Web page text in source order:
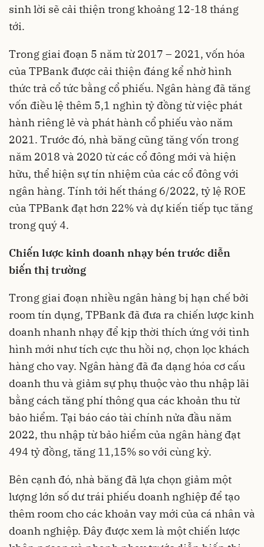
sinh lời sẽ cải thiện trong khoảng 12-18 tháng
tới.
Trong giai đoạn 5 năm từ 2017 – 2021, vốn hóa
của TPBank được cải thiện đáng kể nhờ hình
thức trả cổ tức bằng cổ phiếu. Ngân hàng đã tăng
vốn điều lệ thêm 5,1 nghìn tỷ đồng từ việc phát
hành riêng lẻ và phát hành cổ phiếu vào năm
2021. Trước đó, nhà băng cũng tăng vốn trong
năm 2018 và 2020 từ các cổ đông mới và hiện
hữu, thể hiện sự tín nhiệm của các cổ đông với
ngân hàng. Tính tới hết tháng 6/2022, tỷ lệ ROE
của TPBank đạt hơn 22% và dự kiến tiếp tục tăng
trong quý 4.
Chiến lược kinh doanh nhạy bén trước diễn
biến thị trường
Trong giai đoạn nhiều ngân hàng bị hạn chế bởi
room tín dụng, TPBank đã đưa ra chiến lược kinh
doanh nhanh nhạy để kịp thời thích ứng với tình
hình mới như tích cực thu hồi nợ, chọn lọc khách
hàng cho vay. Ngân hàng đã đa dạng hóa cơ cấu
doanh thu và giảm sự phụ thuộc vào thu nhập lãi
bằng cách tăng phí thông qua các khoản thu từ
bảo hiểm. Tại báo cáo tài chính nửa đầu năm
2022, thu nhập từ bảo hiểm của ngân hàng đạt
494 tỷ đồng, tăng 11,15% so với cùng kỳ.
Bên cạnh đó, nhà băng đã lựa chọn giảm một
lượng lớn số dư trái phiếu doanh nghiệp để tạo
thêm room cho các khoản vay mới của cá nhân và
doanh nghiệp. Đây được xem là một chiến lược